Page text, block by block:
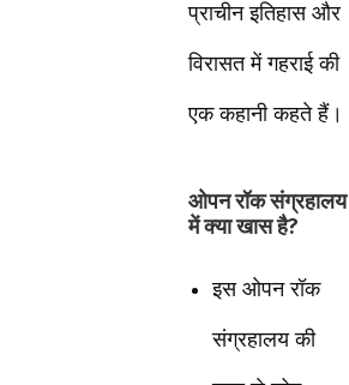
प्राचीन इतिहास और
विरासत में गहराई की
एक कहानी कहते हैं।
ओपन रॉक संग्रहालय
में क्या खास है?
इस ओपन रॉक
संग्रहालय की